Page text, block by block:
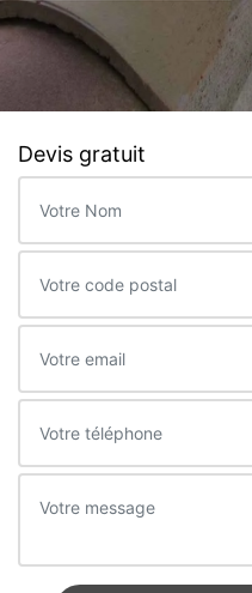
Devis gratuit